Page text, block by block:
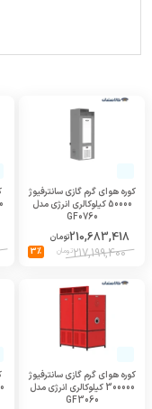
کوره هوای گرم گازی سانترفیوژ
50000 کیلوکالری انرژی مدل
GF0760
210,683,418تومان
217,199,400تومان 3%
کوره هوای گرم گازی سانترفیوژ
300000 کیلوکالری انرژی مدل
GF3060